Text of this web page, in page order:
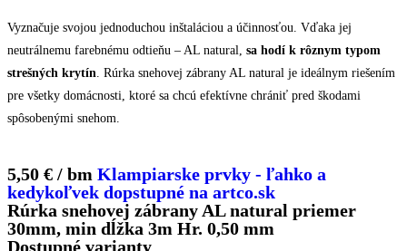
Vyznačuje svojou jednoduchou inštaláciou a účinnosťou. Vďaka jej
neutrálnemu farebnému odtieňu – AL natural, sa hodí k rôznym typom
strešných krytín. Rúrka snehovej zábrany AL natural je ideálnym riešením
pre všetky domácnosti, ktoré sa chcú efektívne chrániť pred škodami
spôsobenými snehom.
5,50 € / bm Klampiarske prvky - ľahko a
kedykoľvek dopstupné na artco.sk
Rúrka snehovej zábrany AL natural priemer
30mm, min dĺžka 3m Hr. 0,50 mm
Dostupné varianty